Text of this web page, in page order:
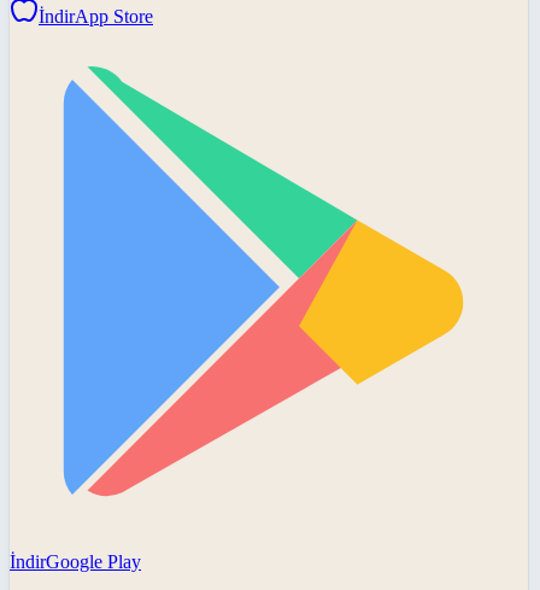
İndirApp Store
İndirGoogle Play